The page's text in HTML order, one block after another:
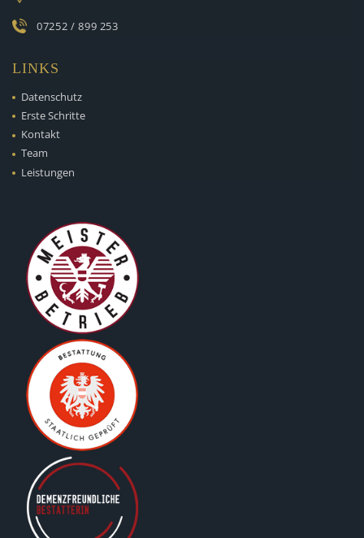
07252 / 899 253
LINKS
Datenschutz
Erste Schritte
Kontakt
Team
Leistungen